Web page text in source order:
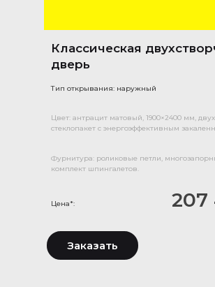
Классическая
дверь
Тип открывания: наружный
Цена*:
Цвет: антрацит матовый, 1900×2400 мм,
стеклопакет с энергоэффективным
Фурнитура: роликовые петли,
комплект шпингалетов.
207
Заказать